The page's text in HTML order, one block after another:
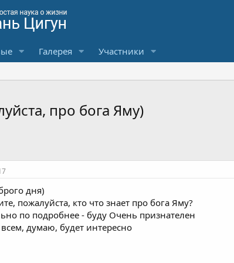
Галерея Участники
про бога Яму)
дня)
пожалуйста, кто что знает про бога Яму?
по подробнее - буду Очень признателен
всем, думаю, будет интересно